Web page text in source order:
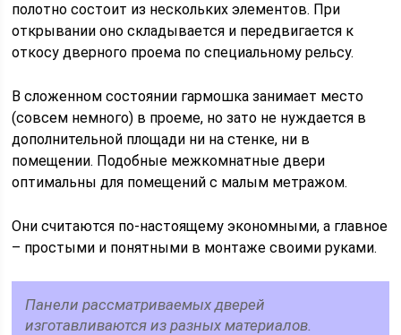
полотно состоит из нескольких элементов. При
открывании оно складывается и передвигается к
откосу дверного проема по специальному рельсу.
В сложенном состоянии гармошка занимает место
(совсем немного) в проеме, но зато не нуждается в
дополнительной площади ни на стенке, ни в
помещении. Подобные межкомнатные двери
оптимальны для помещений с малым метражом.
Они считаются по-настоящему экономными, а главное
– простыми и понятными в монтаже своими руками.
Панели рассматриваемых дверей
изготавливаются из разных материалов.